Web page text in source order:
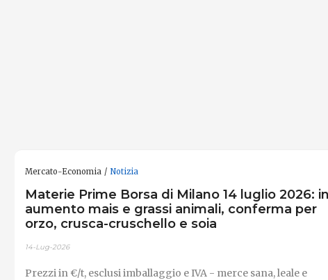
Mercato-Economia Notizia
Materie Prime Borsa di Milano 14 luglio 2026: in
aumento mais e grassi animali, conferma per
orzo, crusca-cruschello e soia
14-Lug-2026
Prezzi in €/t, esclusi imballaggio e IVA - merce sana, leale e